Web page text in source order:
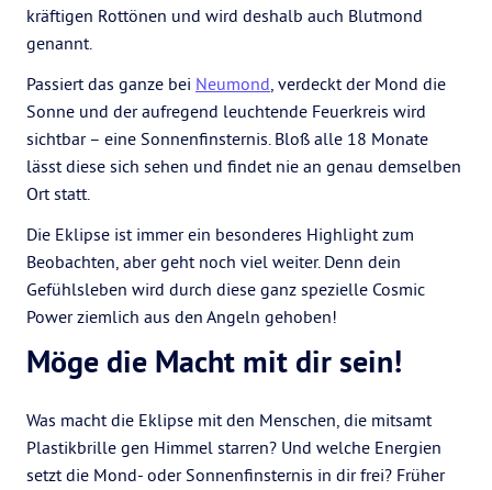
kräftigen Rottönen und wird deshalb auch Blutmond
genannt.
Passiert das ganze bei Neumond, verdeckt der Mond die
Sonne und der aufregend leuchtende Feuerkreis wird
sichtbar – eine Sonnenfinsternis. Bloß alle 18 Monate
lässt diese sich sehen und findet nie an genau demselben
Ort statt.
Die Eklipse ist immer ein besonderes Highlight zum
Beobachten, aber geht noch viel weiter. Denn dein
Gefühlsleben wird durch diese ganz spezielle Cosmic
Power ziemlich aus den Angeln gehoben!
Möge die Macht mit dir sein!
Was macht die Eklipse mit den Menschen, die mitsamt
Plastikbrille gen Himmel starren? Und welche Energien
setzt die Mond- oder Sonnenfinsternis in dir frei? Früher